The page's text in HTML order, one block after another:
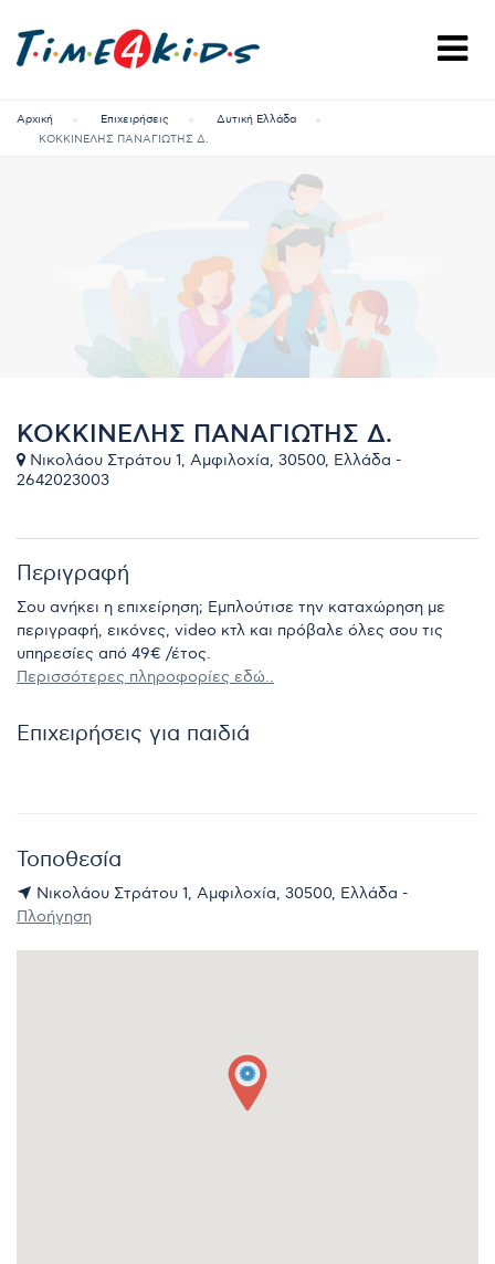
Αρχική Επιχειρήσεις
Δυτική Ελλάδα
ΚΟΚΚΙΝΕΛΗΣ ΠΑΝΑΓΙΩΤΗΣ Δ.
ΚΟΚΚΙΝΕΛΗΣ ΠΑΝΑΓΙΩΤΗΣ Δ.
Νικολάου Στράτου 1, Αμφιλοχία, 30500, Ελλάδα -
2642023003
Περιγραφή
Σου ανήκει η επιχείρηση; Εμπλούτισε την καταχώρηση με
περιγραφή, εικόνες, video κτλ και πρόβαλε όλες σου τις
υπηρεσίες από 49€ /έτος.
Περισσότερες πληροφορίες εδώ..
Επιχειρήσεις για παιδιά
Τοποθεσία
Νικολάου Στράτου 1, Αμφιλοχία, 30500, Ελλάδα -
Πλοήγηση